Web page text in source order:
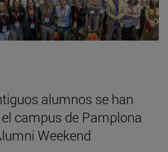
alumnos se han
campus de Pamplona
Weekend